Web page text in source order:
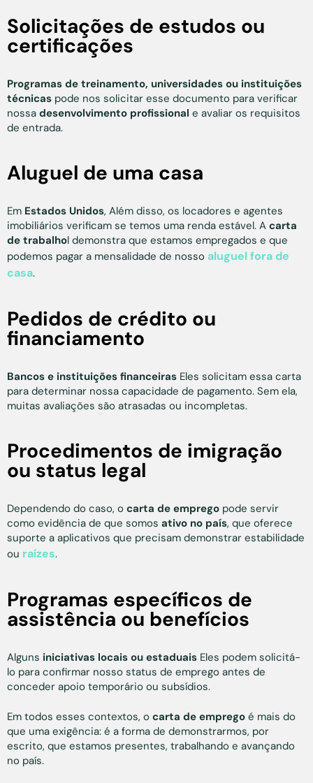
Solicitações de estudos ou
certificações
Programas de treinamento, universidades ou instituições
técnicas pode nos solicitar esse documento para verificar
nossa desenvolvimento profissional e avaliar os requisitos
de entrada.
Aluguel de uma casa
Em Estados Unidos, Além disso, os locadores e agentes
imobiliários verificam se temos uma renda estável. A carta
de trabalhol demonstra que estamos empregados e que
podemos pagar a mensalidade de nosso aluguel fora de
casa.
Pedidos de crédito ou
financiamento
Bancos e instituições financeiras Eles solicitam essa carta
para determinar nossa capacidade de pagamento. Sem ela,
muitas avaliações são atrasadas ou incompletas.
Procedimentos de imigração
ou status legal
Dependendo do caso, o carta de emprego pode servir
como evidência de que somos ativo no país, que oferece
suporte a aplicativos que precisam demonstrar estabilidade
ou raízes.
Programas específicos de
assistência ou benefícios
Alguns iniciativas locais ou estaduais Eles podem solicitá-
lo para confirmar nosso status de emprego antes de
conceder apoio temporário ou subsídios.
Em todos esses contextos, o carta de emprego é mais do
que uma exigência: é a forma de demonstrarmos, por
escrito, que estamos presentes, trabalhando e avançando
no país.